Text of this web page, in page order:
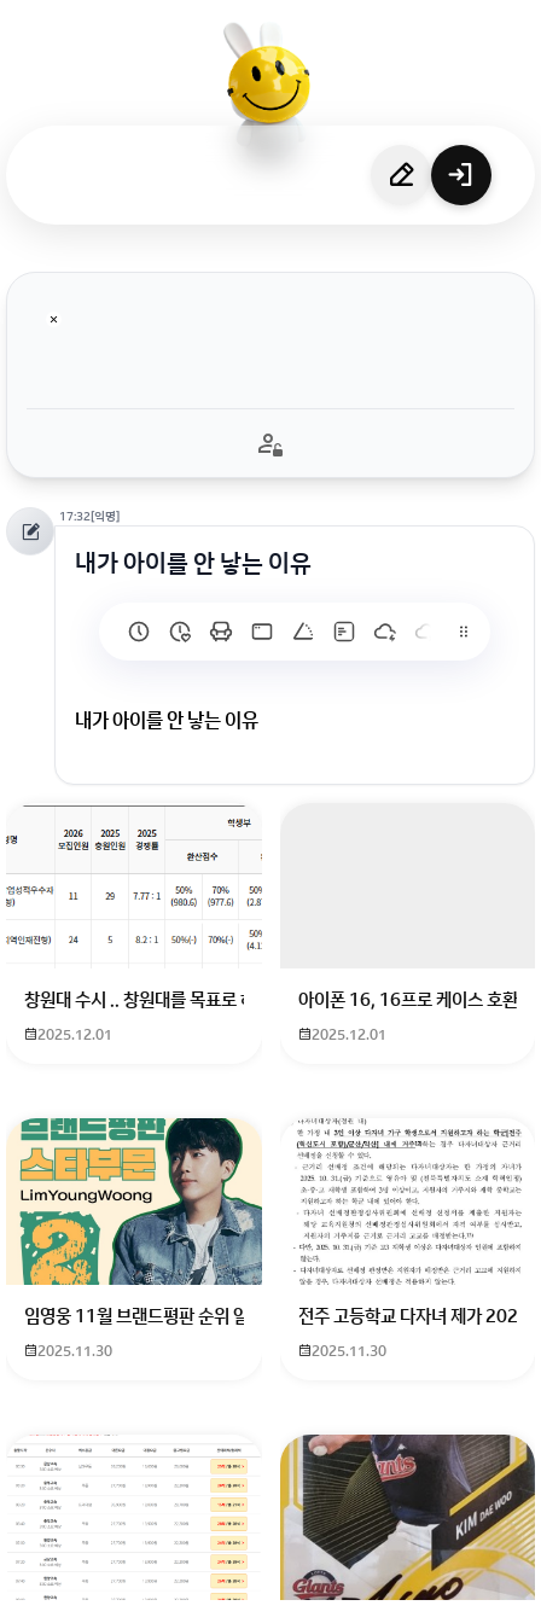
17:32[익명]
내가 아이를 안 낳는 이유
내가 아이를 안 낳는 이유
회원가입 혹은 광고 [X]를 누르면 내용이 보입니다
창원대 수시 .. 창원대를 목표로 하고 있는 09년생입니다 지금 제 내신이 5
2025.12.01
아이폰 16, 16프로 케이스 호환
2025.12.01
임영웅 11월 브랜드평판 순위 알고싶어요 임영웅 11월 브랜드평판에서
2025.11.30
전주 고등학교 다자녀 제가 2027
2025.11.30